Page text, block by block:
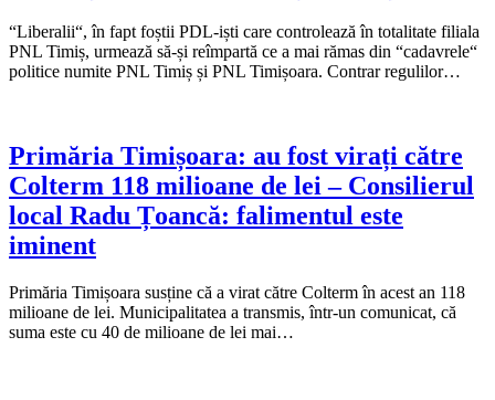
“Liberalii“, în fapt foștii PDL-iști care controlează în totalitate filiala
PNL Timiș, urmează să-și reîmpartă ce a mai rămas din “cadavrele“
politice numite PNL Timiș și PNL Timișoara. Contrar regulilor…
Primăria Timișoara: au fost virați către
Colterm 118 milioane de lei – Consilierul
local Radu Țoancă: falimentul este
iminent
Primăria Timișoara susține că a virat către Colterm în acest an 118
milioane de lei. Municipalitatea a transmis, într-un comunicat, că
suma este cu 40 de milioane de lei mai…